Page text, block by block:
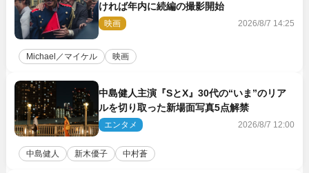
ければ年内に続編の撮影開始
映画 2026/8/7 14:25
Michael／マイケル 映画
中島健人主演『SとX』30代の“いま”のリア
ルを切り取った新場面写真5点解禁
エンタメ 2026/8/7 12:00
中島健人 新木優子 中村蒼